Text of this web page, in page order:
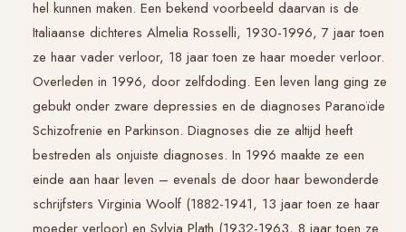
hel kunnen maken. Een bekend voorbeeld daarvan is de
Italiaanse dichteres Almelia Rosselli, 1930-1996, 7 jaar toen
ze haar vader verloor, 18 jaar toen ze haar moeder verloor.
Overleden in 1996, door zelfdoding. Een leven lang ging ze
gebukt onder zware depressies en de diagnoses Paranoïde
Schizofrenie en Parkinson. Diagnoses die ze altijd heeft
bestreden als onjuiste diagnoses. In 1996 maakte ze een
einde aan haar leven – evenals de door haar bewonderde
schrijfsters Virginia Woolf (1882-1941, 13 jaar toen ze haar